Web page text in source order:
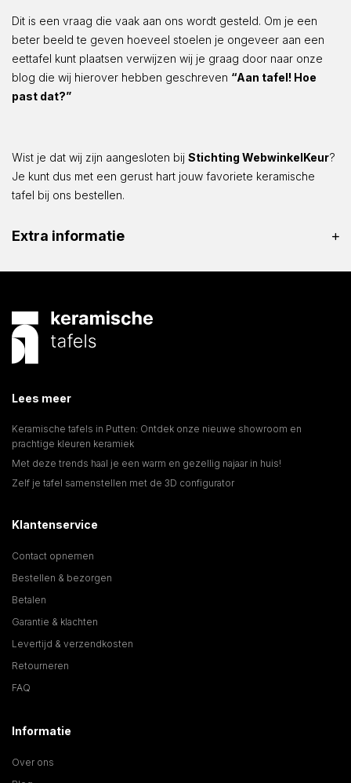
Dit is een vraag die vaak aan ons wordt gesteld. Om je een
beter beeld te geven hoeveel stoelen je ongeveer aan een
eettafel kunt plaatsen verwijzen wij je graag door naar onze
blog die wij hierover hebben geschreven “Aan tafel! Hoe
past dat?”
Wist je dat wij zijn aangesloten bij Stichting WebwinkelKeur?
Je kunt dus met een gerust hart jouw favoriete keramische
tafel bij ons bestellen.
Extra informatie
Lees meer
Keramische tafels in Putten: Ontdek onze nieuwe showroom en
prachtige kleuren keramiek
Met deze trends haal je een warm en gezellig najaar in huis!
Zelf je tafel samenstellen met de 3D configurator
Klantenservice
Contact opnemen
Bestellen & bezorgen
Betalen
Garantie & klachten
Levertijd & verzendkosten
Retourneren
FAQ
Informatie
Over ons